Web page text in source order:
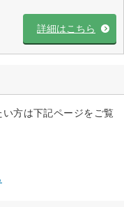
詳細はこちら
方は下記ページをご覧